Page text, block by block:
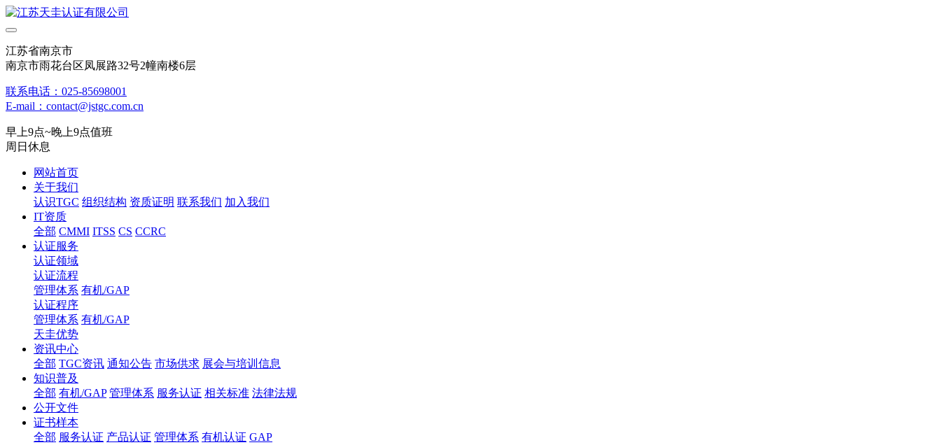
江苏省南京市
南京市雨花台区凤展路32号2幢南楼6层
联系电话：025-85698001
E-mail：contact@jstgc.com.cn
早上9点~晚上9点值班
周日休息
网站首页
关于我们
认识TGC 组织结构 资质证明 联系我们 加入我们
IT资质
全部 CMMI ITSS CS CCRC
认证服务
认证领域
认证流程
管理体系 有机/GAP
认证程序
管理体系 有机/GAP
天圭优势
资讯中心
全部 TGC资讯 通知公告 市场供求 展会与培训信息
知识普及
全部 有机/GAP 管理体系 服务认证 相关标准 法律法规
公开文件
证书样本
全部 服务认证 产品认证 管理体系 有机认证 GAP